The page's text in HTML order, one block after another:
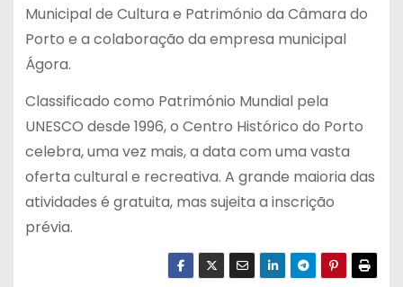
Municipal de Cultura e Património da Câmara do
Porto e a colaboração da empresa municipal
Ágora.
Classificado como Património Mundial pela
UNESCO desde 1996, o Centro Histórico do Porto
celebra, uma vez mais, a data com uma vasta
oferta cultural e recreativa. A grande maioria das
atividades é gratuita, mas sujeita a inscrição
prévia.